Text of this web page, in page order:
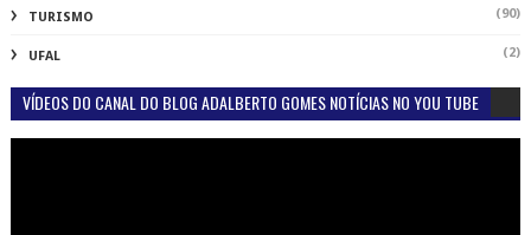
TURISMO (90)
UFAL (2)
VÍDEOS DO CANAL DO BLOG ADALBERTO GOMES NOTÍCIAS NO YOU TUBE